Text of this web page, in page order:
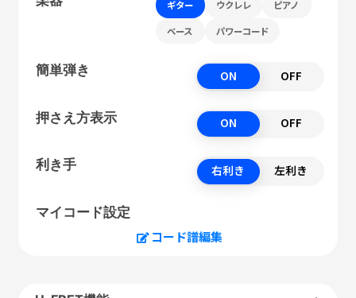
ギター ウクレレ ピアノ
ベース パワーコード
簡単弾き ON OFF
押さえ方表示 ON OFF
利き手 右利き 左利き
マイコード設定
コード譜編集